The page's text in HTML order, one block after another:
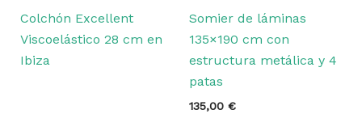
Colchón Excellent
Viscoelástico 28 cm en
Ibiza
Somier de láminas
135×190 cm con
estructura metálica y 4
patas
135,00 €